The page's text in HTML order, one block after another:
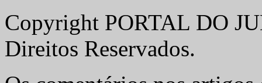
Copyright PORTAL DO
Direitos Reservados.